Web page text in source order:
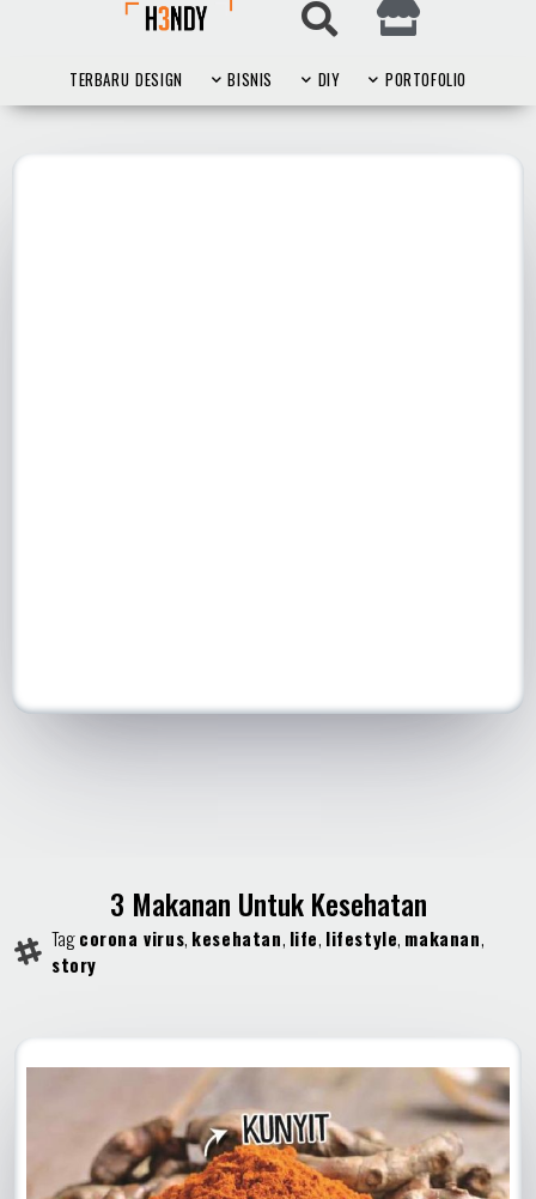
TERBARU DESIGN BISNIS DIY PORTOFOLIO
3 Makanan Untuk Kesehatan
Tagcorona virus, kesehatan, life, lifestyle, makanan,
story